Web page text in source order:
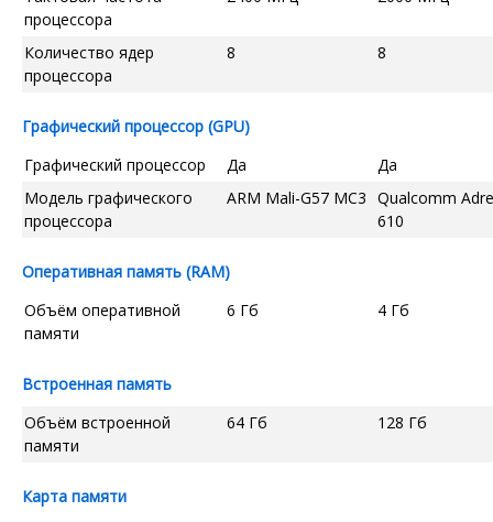
процессора
Количество ядер
процессора
8 8
Графический процессор (GPU)
Графический процессор
Да
Да
Модель графического
процессора
ARM Mali-G57 MC3 Qualcomm
610
Оперативная память (RAM)
Объём оперативной
памяти
6 Гб 4 Гб
Встроенная память
Объём встроенной
памяти
64 Гб 128 Гб
Карта памяти